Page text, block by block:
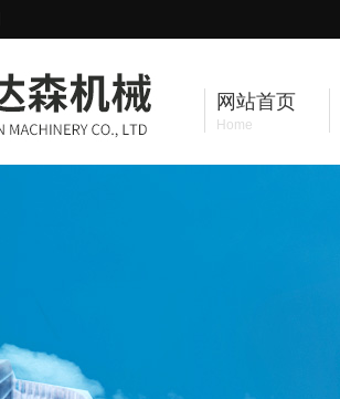
网站首页
Home